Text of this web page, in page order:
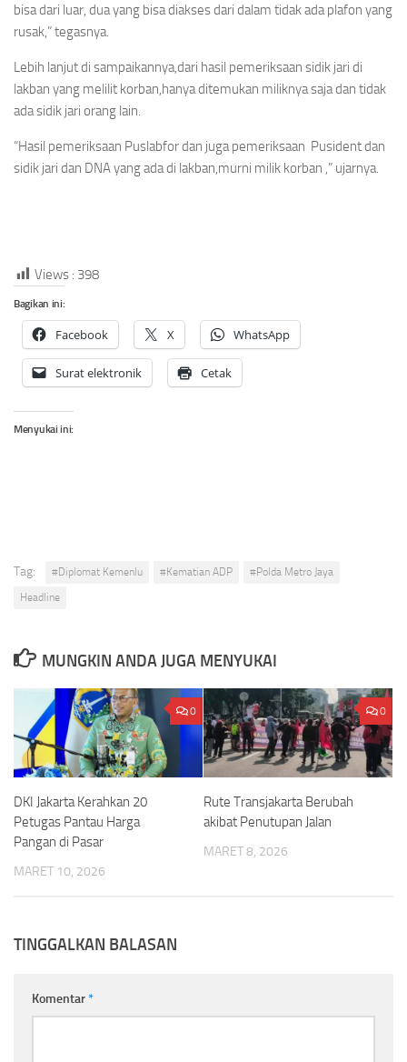
bisa dari luar, dua yang bisa diakses dari dalam tidak ada plafon yang
rusak,” tegasnya.
Lebih lanjut di sampaikannya,dari hasil pemeriksaan sidik jari di
lakban yang melilit korban,hanya ditemukan miliknya saja dan tidak
ada sidik jari orang lain.
“Hasil pemeriksaan Puslabfor dan juga pemeriksaan Pusident dan
sidik jari dan DNA yang ada di lakban,murni milik korban ,” ujarnya.
Views : 398
Bagikan ini:
Facebook X WhatsApp
Surat elektronik Cetak
Menyukai ini:
Tag: #Diplomat Kemenlu #Kematian ADP
#Polda Metro Jaya
Headline
MUNGKIN ANDA JUGA MENYUKAI
0
DKI Jakarta Kerahkan 20
Petugas Pantau Harga
Pangan di Pasar
MARET 10, 2026
0
Rute Transjakarta Berubah
akibat Penutupan Jalan
MARET 8, 2026
TINGGALKAN BALASAN
Komentar*